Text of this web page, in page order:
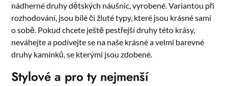
nádherné druhydětských náušnic, vyrobené. Variantou při
rozhodování, jsou bílé či žluté typy, které jsou krásné sami
o sobě. Pokud chcete ještě pestřejší druhy této krásy,
neváhejte a podívejte se na naše krásné a velmi barevné
druhy kamínků, se kterými jsou zdobené.
Stylové a pro ty nejmenší